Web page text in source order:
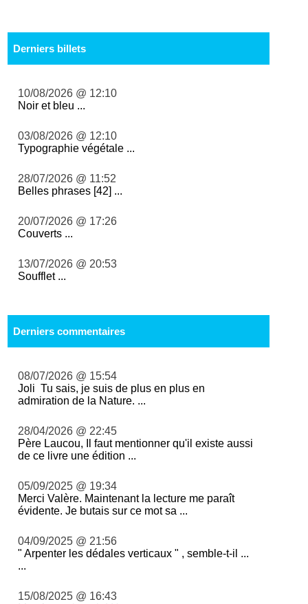
Derniers billets
10/08/2026 @ 12:10
Noir et bleu ...
03/08/2026 @ 12:10
Typographie végétale ...
28/07/2026 @ 11:52
Belles phrases [42] ...
20/07/2026 @ 17:26
Couverts ...
13/07/2026 @ 20:53
Soufflet ...
Derniers commentaires
08/07/2026 @ 15:54
Joli Tu sais, je suis de plus en plus en
admiration de la Nature. ...
28/04/2026 @ 22:45
Père Laucou, Il faut mentionner qu'il existe aussi
de ce livre une édition ...
05/09/2025 @ 19:34
Merci Valère. Maintenant la lecture me paraît
évidente. Je butais sur ce mot sa ...
04/09/2025 @ 21:56
" Arpenter les dédales verticaux " , semble-t-il ...
...
15/08/2025 @ 16:43